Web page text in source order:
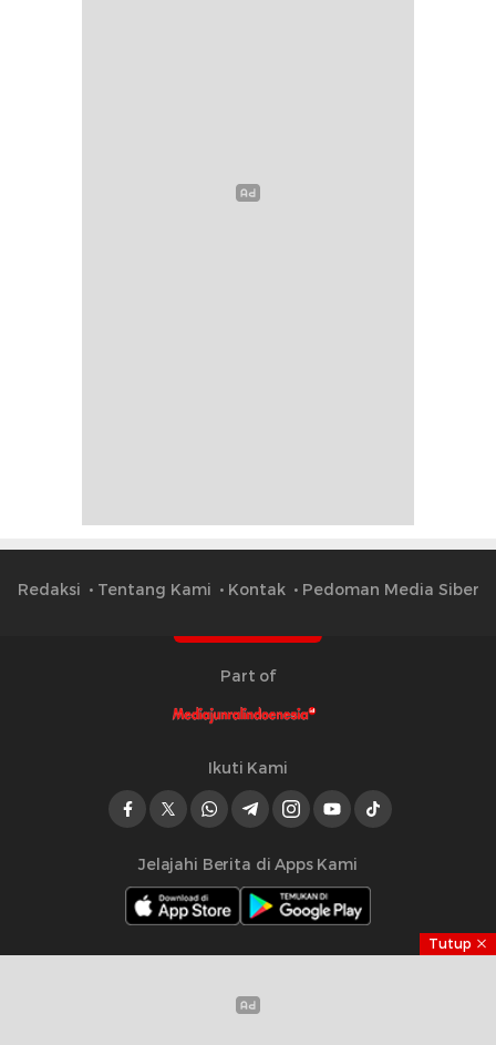
Redaksi Tentang Kami Kontak Pedoman Media Siber
Part of
Ikuti Kami
Jelajahi Berita di Apps Kami
reserved
Tutup